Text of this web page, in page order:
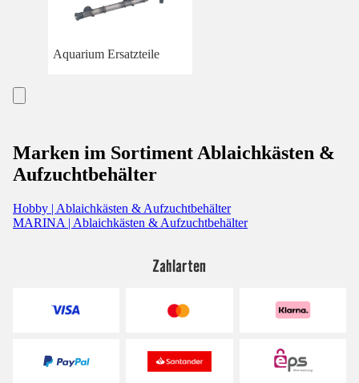
Aquarium Ersatzteile
Marken im Sortiment Ablaichkästen &
Aufzuchtbehälter
Hobby | Ablaichkästen & Aufzuchtbehälter
MARINA | Ablaichkästen & Aufzuchtbehälter
Zahlarten